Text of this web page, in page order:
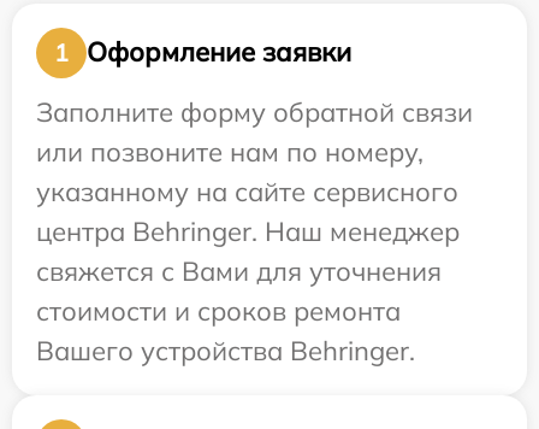
1
Оформление заявки
Заполните форму обратной связи
или позвоните нам по номеру,
указанному на сайте сервисного
центра Behringer. Наш менеджер
свяжется с Вами для уточнения
стоимости и сроков ремонта
Вашего устройства Behringer.